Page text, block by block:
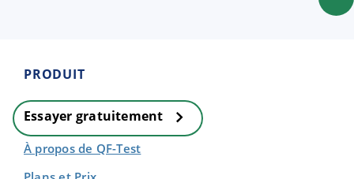
PRODUIT
Essayer gratuitement
À propos de QF-Test